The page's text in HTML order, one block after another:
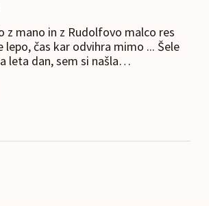
z mano in z Rudolfovo malco res
lepo, čas kar odvihra mimo ... Šele
leta dan, sem si našla…